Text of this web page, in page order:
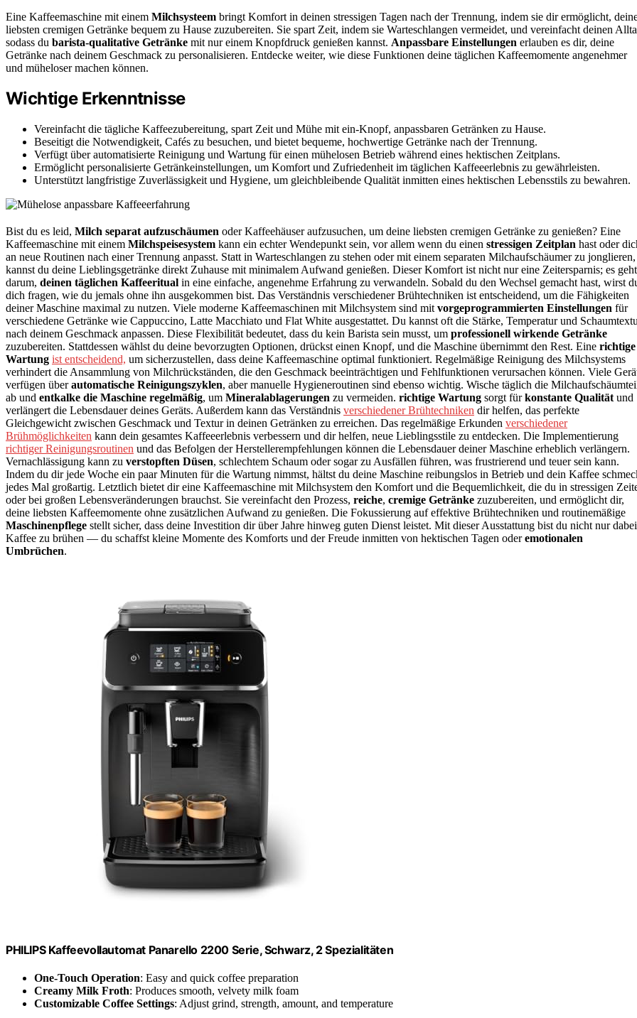
Eine Kaffeemaschine mit einem Milchsysteem bringt Komfort in deinen stressigen Tagen nach der Trennung, indem sie dir ermöglicht,
liebsten cremigen Getränke bequem zu Hause zuzubereiten. Sie spart Zeit, indem sie Warteschlangen vermeidet, und vereinfacht deinen
sodass du barista-qualitative Getränke mit nur einem Knopfdruck genießen kannst. Anpassbare Einstellungen erlauben es dir, deine
Getränke nach deinem Geschmack zu personalisieren. Entdecke weiter, wie diese Funktionen deine täglichen Kaffeemomente angenehmer
und müheloser machen können.
Wichtige Erkenntnisse
Vereinfacht die tägliche Kaffeezubereitung, spart Zeit und Mühe mit ein-Knopf, anpassbaren Getränken zu Hause.
Beseitigt die Notwendigkeit, Cafés zu besuchen, und bietet bequeme, hochwertige Getränke nach der Trennung.
Verfügt über automatisierte Reinigung und Wartung für einen mühelosen Betrieb während eines hektischen Zeitplans.
Ermöglicht personalisierte Getränkeinstellungen, um Komfort und Zufriedenheit im täglichen Kaffeeerlebnis zu gewährleisten.
Unterstützt langfristige Zuverlässigkeit und Hygiene, um gleichbleibende Qualität inmitten eines hektischen Lebensstils zu bewahren.
Bist du es leid, Milch separat aufzuschäumen oder Kaffeehäuser aufzusuchen, um deine liebsten cremigen Getränke zu genießen? Eine
Kaffeemaschine mit einem Milchspeisesystem kann ein echter Wendepunkt sein, vor allem wenn du einen stressigen Zeitplan hast oder
an neue Routinen nach einer Trennung anpasst. Statt in Warteschlangen zu stehen oder mit einem separaten Milchaufschäumer zu jonglieren,
kannst du deine Lieblingsgetränke direkt Zuhause mit minimalem Aufwand genießen. Dieser Komfort ist nicht nur eine Zeitersparnis; es geht
darum, deinen täglichen Kaffeeritual in eine einfache, angenehme Erfahrung zu verwandeln. Sobald du den Wechsel gemacht hast, wirst
dich fragen, wie du jemals ohne ihn ausgekommen bist. Das Verständnis verschiedener Brühtechniken ist entscheidend, um die Fähigkeiten
deiner Maschine maximal zu nutzen. Viele moderne Kaffeemaschinen mit Milchsystem sind mit vorgeprogrammierten Einstellungen für
verschiedene Getränke wie Cappuccino, Latte Macchiato und Flat White ausgestattet. Du kannst oft die Stärke, Temperatur und
nach deinem Geschmack anpassen. Diese Flexibilität bedeutet, dass du kein Barista sein musst, um professionell wirkende Getränke
zuzubereiten. Stattdessen wählst du deine bevorzugten Optionen, drückst einen Knopf, und die Maschine übernimmt den Rest. Eine richtige
Wartung ist entscheidend, um sicherzustellen, dass deine Kaffeemaschine optimal funktioniert. Regelmäßige Reinigung des Milchsystems
verhindert die Ansammlung von Milchrückständen, die den Geschmack beeinträchtigen und Fehlfunktionen verursachen können. Viele
verfügen überautomatische Reinigungszyklen, aber manuelle Hygieneroutinen sind ebenso wichtig. Wische täglich die
ab und entkalke die Maschine regelmäßig, um Mineralablagerungen zu vermeiden. richtige Wartung sorgt fürkonstante Qualität und
verlängert die Lebensdauer deines Geräts. Außerdem kann das Verständnis verschiedener Brühtechniken dir helfen, das perfekte
Gleichgewicht zwischen Geschmack und Textur in deinen Getränken zu erreichen. Das regelmäßige Erkunden verschiedener
Brühmöglichkeiten kann dein gesamtes Kaffeeerlebnis verbessern und dir helfen, neue Lieblingsstile zu entdecken. Die Implementierung
richtiger Reinigungsroutinen und das Befolgen der Herstellerempfehlungen können die Lebensdauer deiner Maschine erheblich verlängern.
Vernachlässigung kann zu verstopften Düsen, schlechtem Schaum oder sogar zu Ausfällen führen, was frustrierend und teuer sein kann.
Indem du dir jede Woche ein paar Minuten für die Wartung nimmst, hältst du deine Maschine reibungslos in Betrieb und dein Kaffee
jedes Mal großartig. Letztlich bietet dir eine Kaffeemaschine mit Milchsystem den Komfort und die Bequemlichkeit, die du in stressigen
oder bei großen Lebensveränderungen brauchst. Sie vereinfacht den Prozess, reiche, cremige Getränke zuzubereiten, und ermöglicht dir,
deine liebsten Kaffeemomente ohne zusätzlichen Aufwand zu genießen. Die Fokussierung auf effektive Brühtechniken und routinemäßige
Maschinenpflege stellt sicher, dass deine Investition dir über Jahre hinweg guten Dienst leistet. Mit dieser Ausstattung bist du nicht nur
Kaffee zu brühen — du schaffst kleine Momente des Komforts und der Freude inmitten von hektischen Tagen oderemotionalen
Umbrüchen.
PHILIPS Kaffeevollautomat Panarello 2200 Serie, Schwarz, 2 Spezialitäten
One-Touch Operation: Easy and quick coffee preparation
Creamy Milk Froth: Produces smooth, velvety milk foam
Customizable Coffee Settings: Adjust grind, strength, amount, and temperature